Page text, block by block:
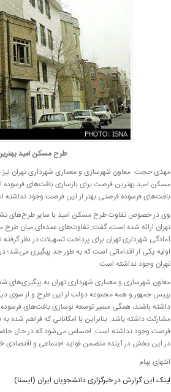
طرح مسکن امید
مهدی حجت معاون شهرسازی و معماری شهرداری تهران نیز
مسکن امید بهترین فرصت برای بازسازی بافت‌های فرسوده
بافت‌های فرسوده فرصتی بهتر از این فرصت وجود نداشته
وی در خصوص تفاوت طرح مسکن امید با سایر طرح‌های
تهران ارائه شده است، گفت: تفاوت‌های عمده‌ای میان
آمادگی شهرداری تهران برای پرداخت تسهیلات در نظر
اولیه یکی از اقداماتی است که به طور جد پیگیری
تهران وجود نداشته است.
معاون شهرسازی و معماری شهرداری تهران به
رییس جمهور و همه مجموعه دولت از این طرح و از سوی
داشته باشند، همگی مسیر توسعه نوسازی بافت‌های
مشارکت داشته باشد. بنابراین با امکاناتی که فراهم شده
فرصت وجود نداشته است. احساس می‌شود که در حال
در این بخش در آینده متضمن فواید اجتماعی و اقتصادی
انتهای پیام
لینک این گزارش در خبرگزاری دانشجویان ایران (ایسنا)